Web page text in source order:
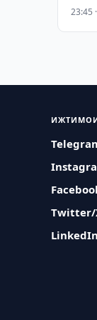
23:45
Twitter/
LinkedIn